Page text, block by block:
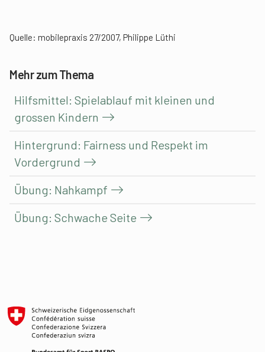
Quelle: mobilepraxis 27/2007, Philippe Lüthi
Mehr zum Thema
Hilfsmittel: Spielablauf mit kleinen und
grossen Kindern
Hintergrund: Fairness und Respekt im
Vordergrund
Übung: Nahkampf
Übung: Schwache Seite